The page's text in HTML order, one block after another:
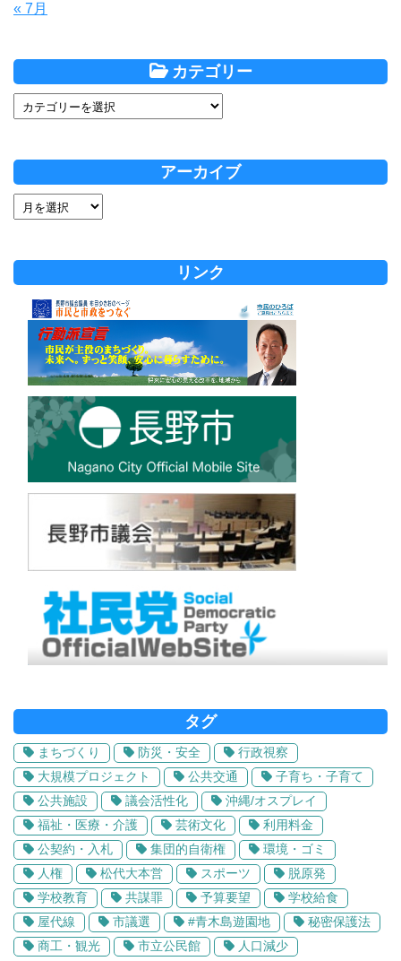
« 7月
カテゴリー
アーカイブ
リンク
タグ
まちづくり 防災・安全
行政視察
大規模プロジェクト
公共交通
子育ち・子育て
公共施設
議会活性化
沖縄/オスプレイ
福祉・医療・介護
芸術文化
利用料金
公契約・入札
集団的自衛権
環境・ゴミ
人権
松代大本営 スポーツ
脱原発
学校教育
共謀罪 予算要望
学校給食
屋代線
市議選 #青木島遊園地
秘密保護法
商工・観光
市立公民館
人口減少